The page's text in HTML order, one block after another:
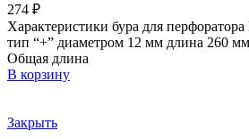
274 ₽
Характеристики бура для
тип “+” диаметром 12 мм длина 260
Общая длина
В корзину
Закрыть